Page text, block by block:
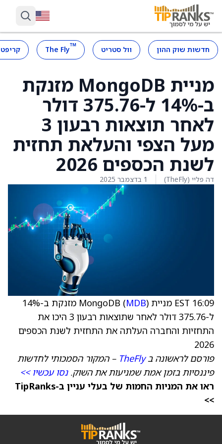
חדשות שוק ההון וול סטריט ™
The Fly
מניית MongoDB מזנקת
ב-14% ל-375.76 דולר
לאחר תוצאות רבעון 3
מעל הצפי והעלאת תחזית
לשנת הכספים 2026
דה פליי (TheFly) 1 בדצמבר 2025
16:09 EST מניית MongoDB ( MDB
) מזנקת ב-14%
ל-375.76 דולר לאחר שתוצאות רבעון 3 היכו את
התחזיות והחברה העלתה את התחזית לשנת הכספים
2026
פורסם לראשונה בTheFly – המקור הסמכותי לחדשות
פיננסיות בזמן אמת שמניעות את השוק.נסו עכשיו >>
ראו את המניות החמות של בעלי עניין ב-TipRanks
>>